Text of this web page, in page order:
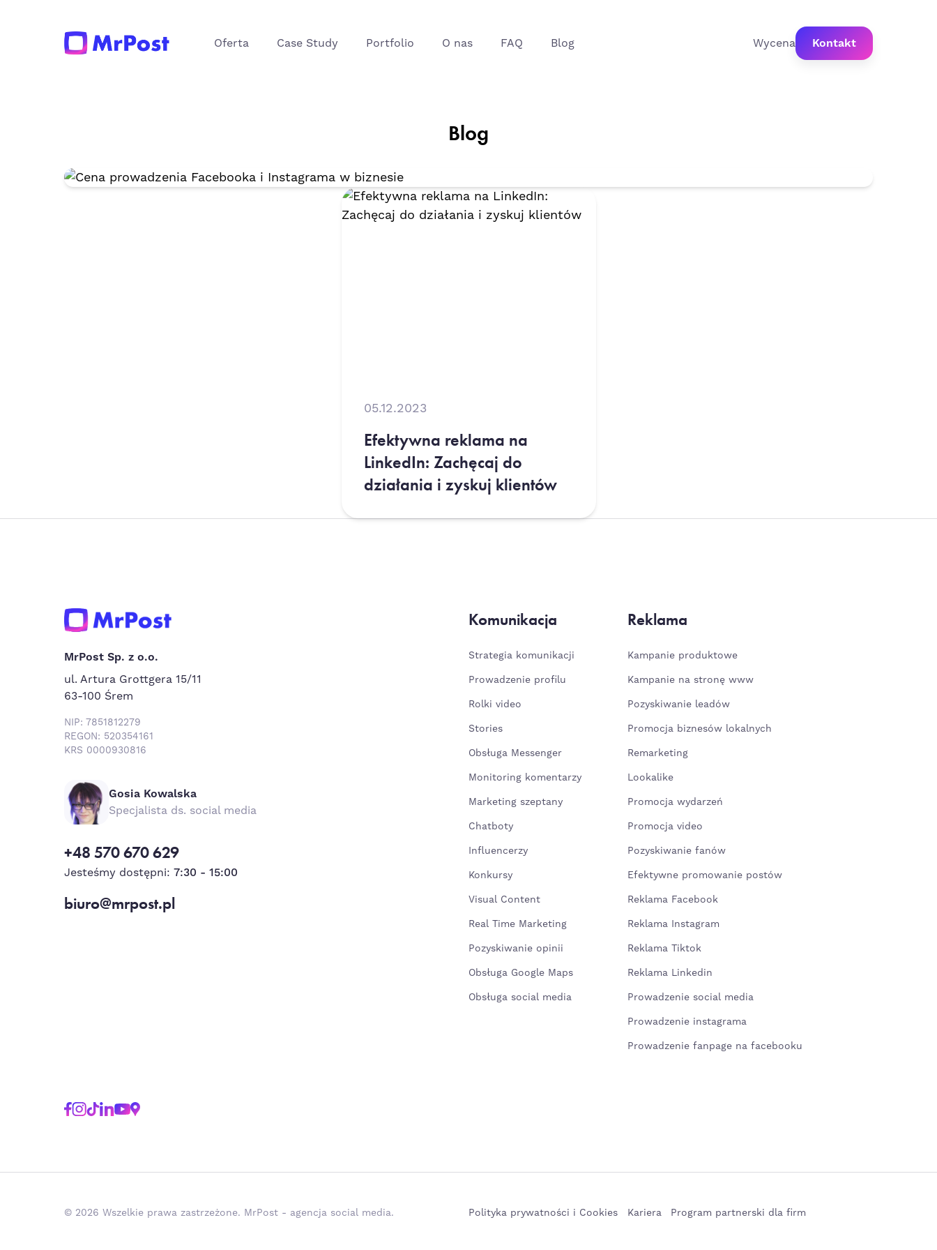
Oferta Case Study Portfolio O nas FAQ Blog Wycena Kontakt
Blog
05.12.2023
Efektywna reklama na
LinkedIn: Zachęcaj do
działania i zyskuj klientów
MrPost Sp. z o.o.
ul. Artura Grottgera 15/11
63-100 Śrem
NIP: 7851812279
REGON: 520354161
KRS 0000930816
Gosia Kowalska
Specjalista ds. social media
+48 570 670 629
Jesteśmy dostępni: 7:30 - 15:00
biuro@mrpost.pl
Komunikacja
Strategia komunikacji
Prowadzenie profilu
Rolki video
Stories
Obsługa Messenger
Monitoring komentarzy
Marketing szeptany
Chatboty
Influencerzy
Konkursy
Visual Content
Real Time Marketing
Pozyskiwanie opinii
Obsługa Google Maps
Obsługa social media
Reklama
Kampanie produktowe
Kampanie na stronę www
Pozyskiwanie leadów
Promocja biznesów lokalnych
Remarketing
Lookalike
Promocja wydarzeń
Promocja video
Pozyskiwanie fanów
Efektywne promowanie postów
Reklama Facebook
Reklama Instagram
Reklama Tiktok
Reklama Linkedin
Prowadzenie social media
Prowadzenie instagrama
Prowadzenie fanpage na facebooku
© 2026 Wszelkie prawa zastrzeżone. MrPost - agencja social media. Polityka prywatności i Cookies Kariera Program partnerski dla firm